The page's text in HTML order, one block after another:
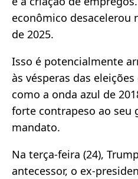
econômico desacelerou
de 2025.
Isso é potencialmente
às vésperas das
como a onda azul de
forte contrapeso ao seu
mandato.
Na terça-feira (24),
antecessor, o ex-